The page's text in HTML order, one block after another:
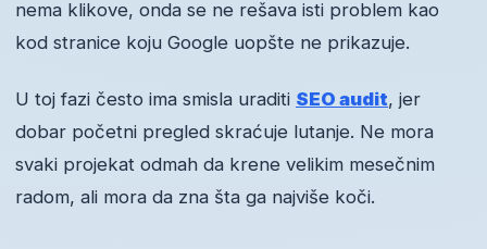
nema klikove, onda se ne rešava isti problem kao
kod stranice koju Google uopšte ne prikazuje.
U toj fazi često ima smisla uraditi SEO audit, jer
dobar početni pregled skraćuje lutanje. Ne mora
svaki projekat odmah da krene velikim mesečnim
radom, ali mora da zna šta ga najviše koči.